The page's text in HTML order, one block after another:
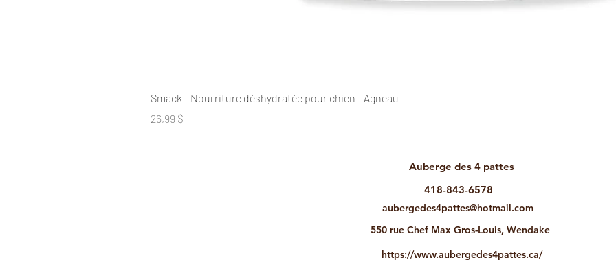
Smack - Nourriture déshydratée pour chien - Agneau
Prix
26,99 $
Auberge des 4 pattes
418-843-6578
aubergedes4pattes@hotmail.com
550 rue Chef Max Gros-Louis, Wendake
https://www.aubergedes4pattes.ca/